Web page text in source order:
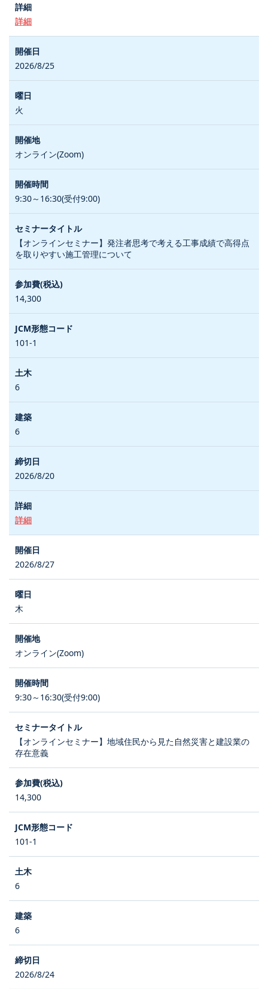
詳細
2026/8/25
火
オンライン(Zoom)
9:30～16:30(受付9:00)
【オンラインセミナー】発注者思考で考える工事成績で高得点
を取りやすい施工管理について
14,300
101-1
6
6
2026/8/20
詳細
2026/8/27
木
オンライン(Zoom)
9:30～16:30(受付9:00)
【オンラインセミナー】地域住民から見た自然災害と建設業の
存在意義
14,300
101-1
6
6
2026/8/24